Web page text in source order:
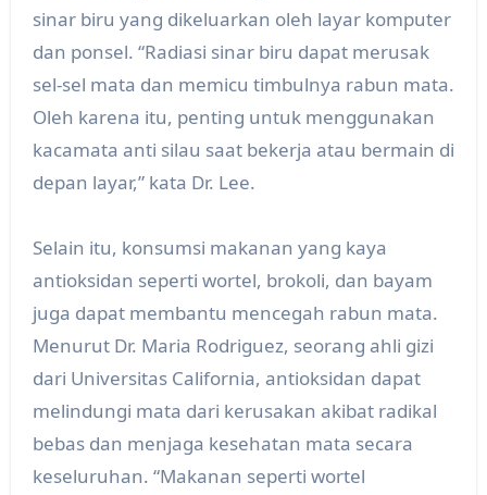
sinar biru yang dikeluarkan oleh layar komputer
dan ponsel. “Radiasi sinar biru dapat merusak
sel-sel mata dan memicu timbulnya rabun mata.
Oleh karena itu, penting untuk menggunakan
kacamata anti silau saat bekerja atau bermain di
depan layar,” kata Dr. Lee.
Selain itu, konsumsi makanan yang kaya
antioksidan seperti wortel, brokoli, dan bayam
juga dapat membantu mencegah rabun mata.
Menurut Dr. Maria Rodriguez, seorang ahli gizi
dari Universitas California, antioksidan dapat
melindungi mata dari kerusakan akibat radikal
bebas dan menjaga kesehatan mata secara
keseluruhan. “Makanan seperti wortel